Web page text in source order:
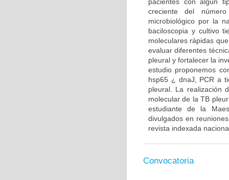
creciente del
microbiológico por la
baciloscopia y cultivo
moleculares rápidas
evaluar diferentes
pleural y fortalecer la
estudio proponemos
hsp65 ¿ dnaJ, PCR a
pleural. La realización
molecular de la TB
estudiante de la
divulgados en
revista indexada
Convocatoria